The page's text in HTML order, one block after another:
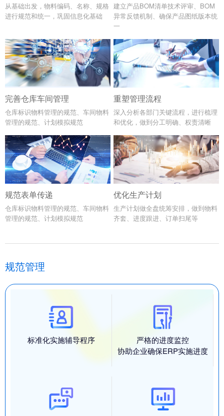
从基础出发，物料编码、名称、规格
进行规范和统一，巩固信息化基础
建立产品BOM清单技术评审、BOM
异常反馈机制、确保产品图纸版本统
一
完善仓库车间管理
仓库标识物料管理的规范、车间物料
管理的规范、计划模拟规范
重塑管理流程
深入分析各部门关键流程，进行梳理
和优化，做到分工明确、权责清晰
规范表单传递
仓库标识物料管理的规范、车间物料
管理的规范、计划模拟规范
优化生产计划
生产计划做全盘统筹安排，做到物料
齐套、进度跟进、订单扫尾等
规范管理
标准化实施辅导程序
严格的进度监控
协助企业确保ERP实施进度